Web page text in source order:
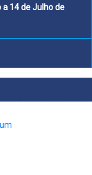
a 14 de Julho de